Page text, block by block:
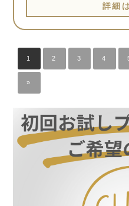
詳細
1 2 3 4
»